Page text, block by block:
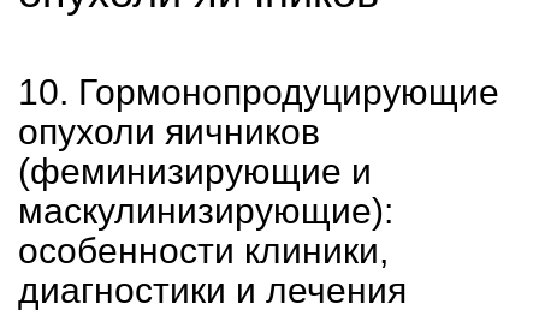
10. Гормонопродуцирующие
опухоли яичников
(феминизирующие и
маскулинизирующие):
особенности клиники,
диагностики и лечения